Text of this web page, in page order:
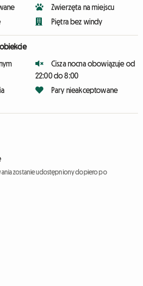
Zwierzęta na miejscu
Piętra bez windy
Cisza nocna obowiązuje od
22:00 do 8:00
Pary nieakceptowane
zostanie udostępniony dopiero po